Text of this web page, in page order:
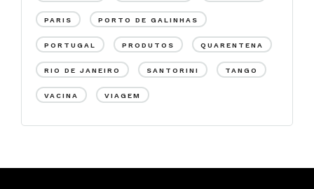
PARIS PORTO DE GALINHAS
PORTUGAL PRODUTOS QUARENTENA
RIO DE JANEIRO SANTORINI TANGO
VACINA VIAGEM